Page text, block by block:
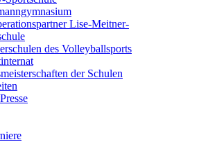
Lise-Meitner-
des Volleyballsports
der Schulen